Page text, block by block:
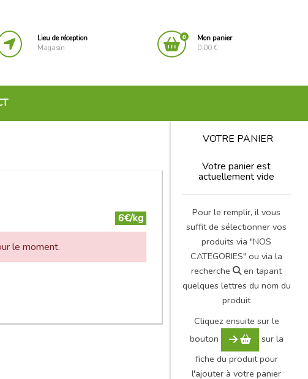
Lieu de réception
Magasin
0
Mon panier
0.00 €
6€/kg
le moment.
VOTRE PANIER
Votre panier est
actuellement vide
Pour le remplir, il vous
suffit de sélectionner vos
produits via "NOS
CATEGORIES" ou via la
recherche
en tapant
quelques lettres du nom du
produit
Cliquez ensuite sur le
bouton
sur la
fiche du produit pour
l'ajouter à votre panier